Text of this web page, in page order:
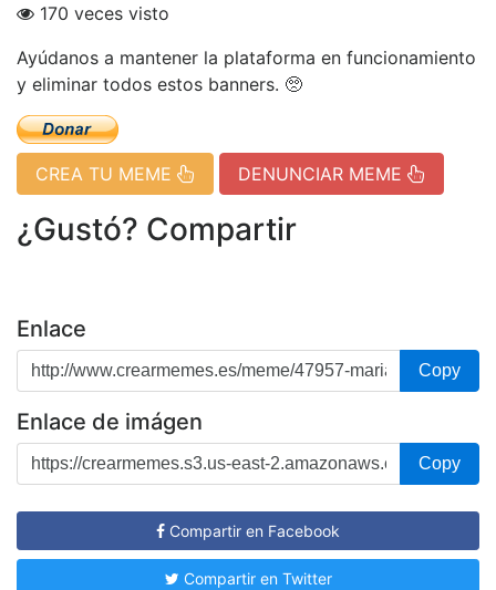
170 veces visto
Ayúdanos a mantener la plataforma en funcionamiento
y eliminar todos estos banners. 🥺
CREA TU MEME DENUNCIAR MEME
¿Gustó? Compartir
Enlace
Copy
Enlace de imágen
Copy
Compartir en Facebook
Compartir en Twitter